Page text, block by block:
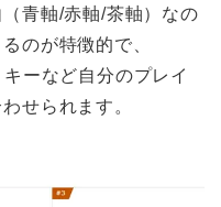
青軸/赤軸/茶軸）なの
のが特徴的で、
ーなど自分のプレイ
せられます。